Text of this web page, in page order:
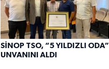
SİNOP TSO, “5 YILDIZLI ODA”
UNVANINI ALDI